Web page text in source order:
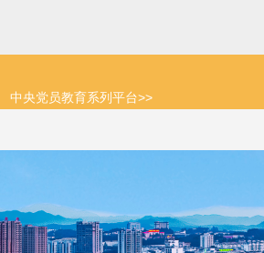
中央党员教育系列平台>>